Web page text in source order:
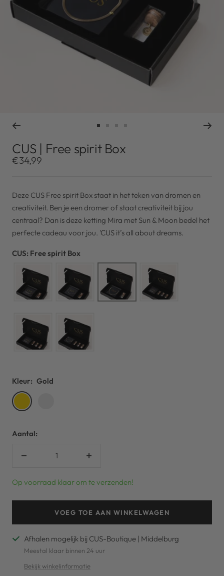
naar
slide
naar
slideslideslide
CUS | Free spirit Box
Kortingsprijs
€34,99
Deze CUS Free spirit Box staat in het teken van dromen en
creativiteit. Ben je een dromer of staat creativiteit bij jou
centraal? Dan is deze ketting Mira met Sun & Moon bedel het
perfecte cadeau voor jou. 'CUS it’s all about dreams.
CUS: Free spirit Box
Kleur: Gold
Gold
Aantal:
Verhoog
Op voorraad klaar om te verzenden!
VOEG TOE AAN WINKELWAGEN
Afhalen mogelijk bij CUS-Boutique | Middelburg
Meestal klaar binnen 24 uur
Bekijk winkelinformatie